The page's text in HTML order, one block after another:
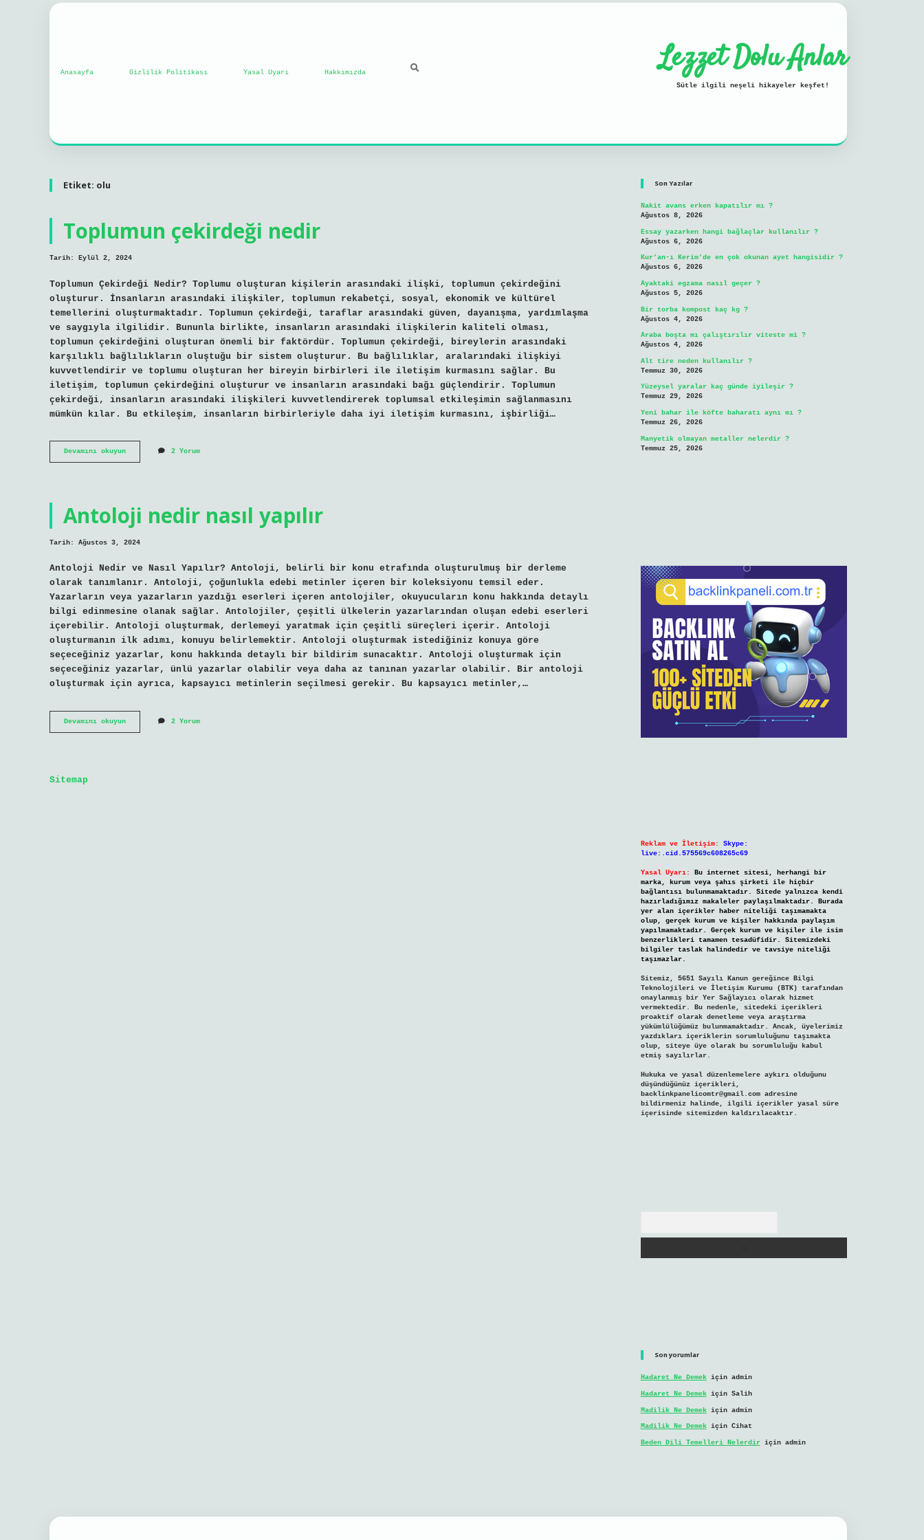
Anasayfa Gizlilik Politikası Yasal Uyarı Hakkımızda Lezzet Dolu Anlar
Sütle ilgili neşeli hikayeler keşfet!
Etiket: olu
Toplumun çekirdeği nedir
Tarih: Eylül 2, 2024
Toplumun Çekirdeği Nedir? Toplumu oluşturan kişilerin arasındaki ilişki, toplumun çekirdeğini
oluşturur. İnsanların arasındaki ilişkiler, toplumun rekabetçi, sosyal, ekonomik ve kültürel
temellerini oluşturmaktadır. Toplumun çekirdeği, taraflar arasındaki güven, dayanışma, yardımlaşma
ve saygıyla ilgilidir. Bununla birlikte, insanların arasındaki ilişkilerin kaliteli olması,
toplumun çekirdeğini oluşturan önemli bir faktördür. Toplumun çekirdeği, bireylerin arasındaki
karşılıklı bağlılıkların oluştuğu bir sistem oluşturur. Bu bağlılıklar, aralarındaki ilişkiyi
kuvvetlendirir ve toplumu oluşturan her bireyin birbirleri ile iletişim kurmasını sağlar. Bu
iletişim, toplumun çekirdeğini oluşturur ve insanların arasındaki bağı güçlendirir. Toplumun
çekirdeği, insanların arasındaki ilişkileri kuvvetlendirerek toplumsal etkileşimin sağlanmasını
mümkün kılar. Bu etkileşim, insanların birbirleriyle daha iyi iletişim kurmasını, işbirliği…
Devamını okuyunToplumun
çekirdeği
2 Yorum
Antoloji nedir nasıl yapılır
Tarih: Ağustos 3, 2024
Antoloji Nedir ve Nasıl Yapılır? Antoloji, belirli bir konu etrafında oluşturulmuş bir derleme
olarak tanımlanır. Antoloji, çoğunlukla edebi metinler içeren bir koleksiyonu temsil eder.
Yazarların veya yazarların yazdığı eserleri içeren antolojiler, okuyucuların konu hakkında detaylı
bilgi edinmesine olanak sağlar. Antolojiler, çeşitli ülkelerin yazarlarından oluşan edebi eserleri
içerebilir. Antoloji oluşturmak, derlemeyi yaratmak için çeşitli süreçleri içerir. Antoloji
oluşturmanın ilk adımı, konuyu belirlemektir. Antoloji oluşturmak istediğiniz konuya göre
seçeceğiniz yazarlar, konu hakkında detaylı bir bildirim sunacaktır. Antoloji oluşturmak için
seçeceğiniz yazarlar, ünlü yazarlar olabilir veya daha az tanınan yazarlar olabilir. Bir antoloji
oluşturmak için ayrıca, kapsayıcı metinlerin seçilmesi gerekir. Bu kapsayıcı metinler,…
Devamını okuyunAntoloji
2 Yorum
Sitemap
Son Yazılar
Nakit avans erken kapatılır mı ?
Ağustos 8, 2026
Essay yazarken hangi bağlaçlar kullanılır ?
Ağustos 6, 2026
Kur’an-ı Kerim’de en çok okunan ayet hangisidir ?
Ağustos 6, 2026
Ayaktaki egzama nasıl geçer ?
Ağustos 5, 2026
Bir torba kompost kaç kg ?
Ağustos 4, 2026
Araba boşta mı çalıştırılır viteste mi ?
Ağustos 4, 2026
Alt tire neden kullanılır ?
Temmuz 30, 2026
Yüzeysel yaralar kaç günde iyileşir ?
Temmuz 29, 2026
Yeni bahar ile köfte baharatı aynı mı ?
Temmuz 26, 2026
Manyetik olmayan metaller nelerdir ?
Temmuz 25, 2026
Reklam ve İletişim:
Skype:
live:.cid.575569c608265c69
Yasal Uyarı:
Bu internet sitesi, herhangi bir
marka, kurum veya şahıs şirketi ile hiçbir
bağlantısı bulunmamaktadır. Sitede yalnızca kendi
hazırladığımız makaleler paylaşılmaktadır. Burada
yer alan içerikler haber niteliği taşımamakta
olup, gerçek kurum ve kişiler hakkında paylaşım
yapılmamaktadır. Gerçek kurum ve kişiler ile isim
benzerlikleri tamamen tesadüfidir. Sitemizdeki
bilgiler taslak halindedir ve tavsiye niteliği
taşımazlar.
Sitemiz, 5651 Sayılı Kanun gereğince Bilgi
Teknolojileri ve İletişim Kurumu (BTK) tarafından
onaylanmış bir Yer Sağlayıcı olarak hizmet
vermektedir. Bu nedenle, sitedeki içerikleri
proaktif olarak denetleme veya araştırma
yükümlülüğümüz bulunmamaktadır. Ancak, üyelerimiz
yazdıkları içeriklerin sorumluluğunu taşımakta
olup, siteye üye olarak bu sorumluluğu kabul
etmiş sayılırlar.
Hukuka ve yasal düzenlemelere aykırı olduğunu
düşündüğünüz içerikleri,
backlinkpanelicomtr@gmail.comadresine
bildirmeniz halinde, ilgili içerikler yasal süre
içerisinde sitemizden kaldırılacaktır.
Son yorumlar
Hadaret Ne Demekiçin admin
Hadaret Ne Demekiçin Salih
Madilik Ne Demekiçin admin
Madilik Ne Demekiçin Cihat
Beden Dili Temelleri Nelerdiriçin admin